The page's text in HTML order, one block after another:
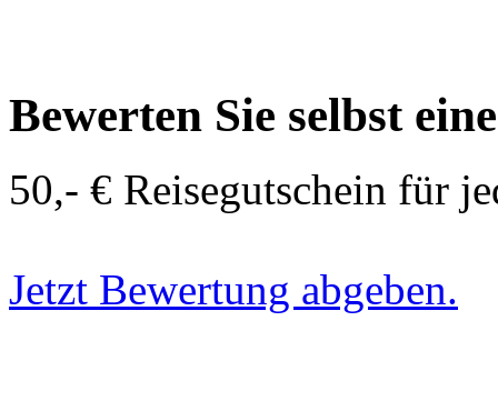
Bewerten Sie selbst
50,- € Reisegutschein für
Jetzt Bewertung abgeben.